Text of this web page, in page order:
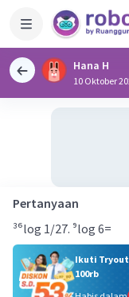
Hana H
10 Oktober
Pertanyaan
³⁶log 1/27. ⁹log 6=
Ikuti Tryout
100rb